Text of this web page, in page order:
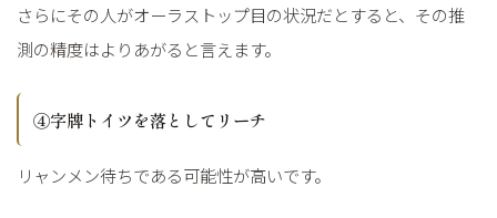
さらにその人がオーラストップ目の状況だとすると、その推
測の精度はよりあがると言えます。
④字牌トイツを落としてリーチ
リャンメン待ちである可能性が高いです。